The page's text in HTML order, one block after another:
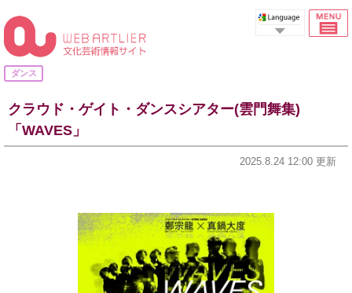
Select Language
ダンス
クラウド・ゲイト・ダンスシアター(雲門舞集)
「WAVES」
2025.8.24 12:00 更新